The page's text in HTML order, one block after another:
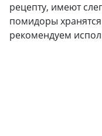
рецепту, имеют
помидоры
рекомендуем